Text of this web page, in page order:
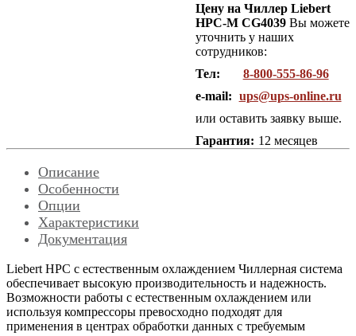
Цену на Чиллер Liebert
HPC-M CG4039 Вы можете
уточнить у наших
сотрудников:
Тел:
8-800-555-86-96
e-mail: ups@ups-online.ru
или оставить заявку выше.
Гарантия: 12 месяцев
Описание
Особенности
Опции
Характеристики
Документация
Liebert HPС с естественным охлаждением Чиллерная система
обеспечивает высокую производительность и надежность.
Возможности работы с естественным охлаждением или
используя компрессоры превосходно подходят для
применения в центрах обработки данных с требуемым